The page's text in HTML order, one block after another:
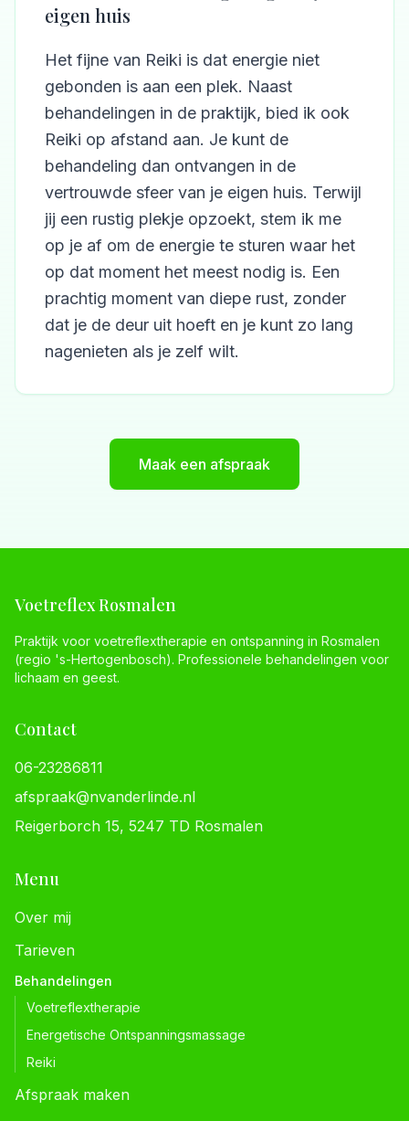
eigen huis
Het fijne van Reiki is dat energie niet
gebonden is aan een plek. Naast
behandelingen in de praktijk, bied ik ook
Reiki op afstand aan. Je kunt de
behandeling dan ontvangen in de
vertrouwde sfeer van je eigen huis. Terwijl
jij een rustig plekje opzoekt, stem ik me
op je af om de energie te sturen waar het
op dat moment het meest nodig is. Een
prachtig moment van diepe rust, zonder
dat je de deur uit hoeft en je kunt zo lang
nagenieten als je zelf wilt.
Maak een afspraak
Voetreflex Rosmalen
Praktijk voor voetreflextherapie en ontspanning in Rosmalen
(regio 's-Hertogenbosch). Professionele behandelingen voor
lichaam en geest.
Contact
06-23286811
afspraak@nvanderlinde.nl
Reigerborch 15, 5247 TD Rosmalen
Menu
Over mij
Tarieven
Behandelingen
Voetreflextherapie
Energetische Ontspanningsmassage
Reiki
Afspraak maken